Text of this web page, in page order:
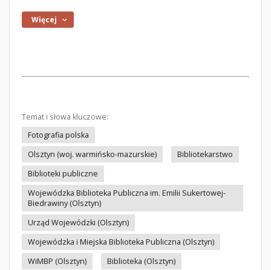
Więcej
Temat i słowa kluczowe:
Fotografia polska
Olsztyn (woj. warmińsko-mazurskie)
Bibliotekarstwo
Biblioteki publiczne
Wojewódzka Biblioteka Publiczna im. Emilii Sukertowej-
Biedrawiny (Olsztyn)
Urząd Wojewódzki (Olsztyn)
Wojewódzka i Miejska Biblioteka Publiczna (Olsztyn)
WiMBP (Olsztyn)
Biblioteka (Olsztyn)